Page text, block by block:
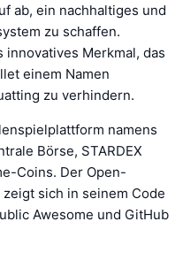
ab, ein nachhaltiges und
zu schaffen.
innovatives Merkmal, das
einem Namen
zu verhindern.
namens
Börse, STARDEX
Coins. Der Open-
sich in seinem Code
Awesome und GitHub